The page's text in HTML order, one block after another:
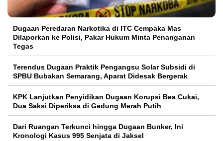
Dugaan Peredaran Narkotika di ITC Cempaka Mas
Dilaporkan ke Polisi, Pakar Hukum Minta Penanganan
Tegas
Terendus Dugaan Praktik Pengangsu Solar Subsidi di
SPBU Bubakan Semarang, Aparat Didesak Bergerak
KPK Lanjutkan Penyidikan Dugaan Korupsi Bea Cukai,
Dua Saksi Diperiksa di Gedung Merah Putih
Dari Ruangan Terkunci hingga Dugaan Bunker, Ini
Kronologi Kasus 995 Senjata di Jaksel